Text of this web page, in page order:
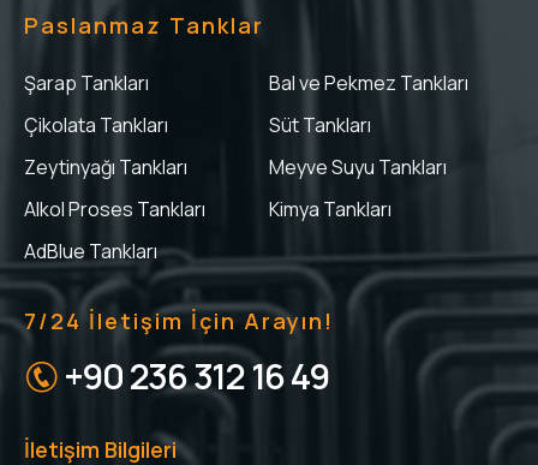
Paslanmaz Tanklar
Şarap Tankları
Bal ve Pekmez Tankları
Çikolata Tankları
Süt Tankları
Zeytinyağı Tankları
Meyve Suyu Tankları
Alkol Proses Tankları
Kimya Tankları
AdBlue Tankları
7/24 İletişim İçin Arayın!
+90 236 312 16 49
İletişim Bilgileri